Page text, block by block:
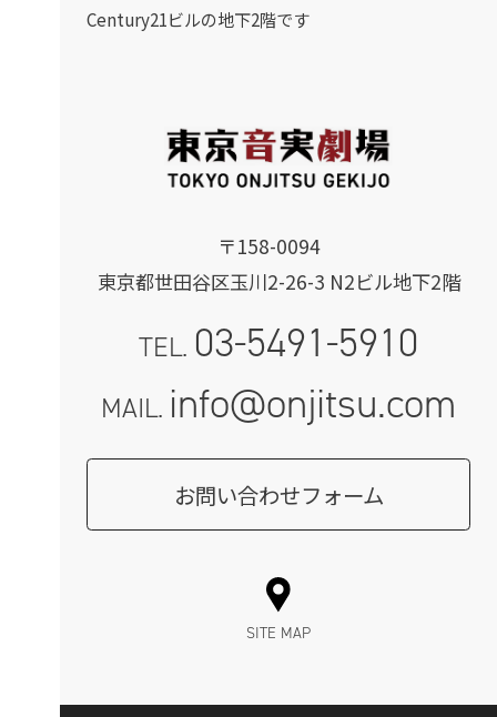
〒158-0094
東京都世田谷区玉川2-26-3 N2ビル地下2階
TEL. 03-5491-5910
MAIL. info@onjitsu.com
お問い合わせフォーム
Century21ビルの地下2階です
SITE MAP